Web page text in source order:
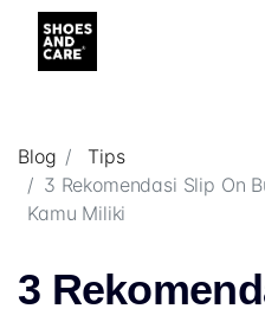
Blog
Tips
3 Rekomendasi Slip On
Kamu Miliki
3